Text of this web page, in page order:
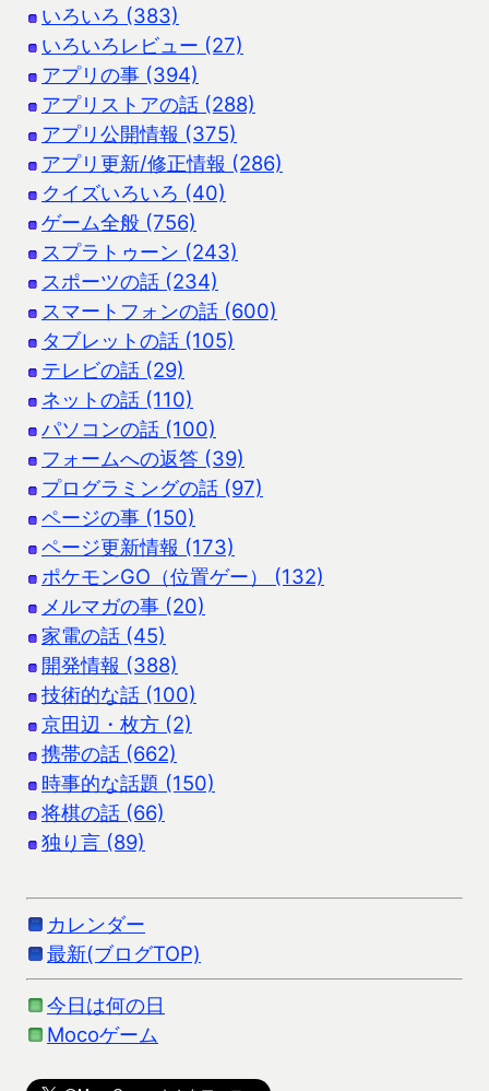
いろいろ (383)
いろいろレビュー (27)
アプリの事 (394)
アプリストアの話 (288)
アプリ公開情報 (375)
アプリ更新/修正情報 (286)
クイズいろいろ (40)
ゲーム全般 (756)
スプラトゥーン (243)
スポーツの話 (234)
スマートフォンの話 (600)
タブレットの話 (105)
テレビの話 (29)
ネットの話 (110)
パソコンの話 (100)
フォームへの返答 (39)
プログラミングの話 (97)
ページの事 (150)
ページ更新情報 (173)
ポケモンGO（位置ゲー） (132)
メルマガの事 (20)
家電の話 (45)
開発情報 (388)
技術的な話 (100)
京田辺・枚方 (2)
携帯の話 (662)
時事的な話題 (150)
将棋の話 (66)
独り言 (89)
カレンダー
最新(ブログTOP)
今日は何の日
Mocoゲーム